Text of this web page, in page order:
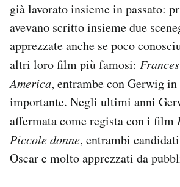
già lavorato insieme in passato:
avevano scritto insieme due
apprezzate anche se poco
altri loro film più famosi:
America, entrambe con Gerwig
importante. Negli ultimi anni
affermata come regista con i film
Piccole donne, entrambi
Oscar e molto apprezzati da